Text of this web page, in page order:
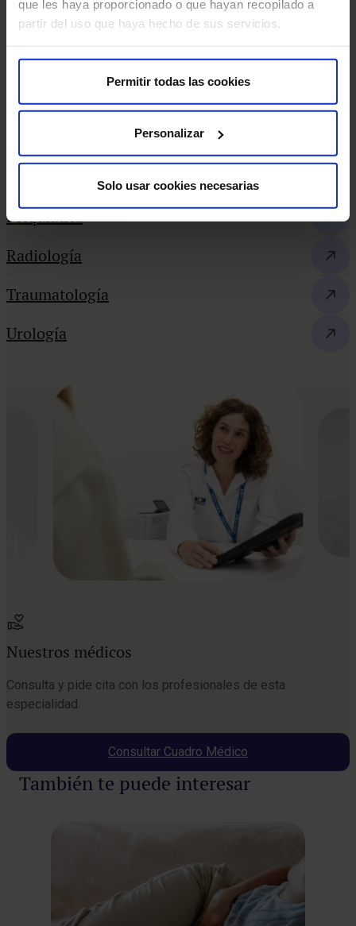
que les haya proporcionado o que hayan recopilado a
partir del uso que haya hecho de sus servicios.
Permitir todas las cookies
Personalizar
Solo usar cookies necesarias
Otorrinolaringología
Podología
Psicología
Psiquiatría
Radiología
Traumatología
Urología
Nuestros médicos
Consulta y pide cita con los profesionales de esta
especialidad.
Consultar Cuadro Médico
También te puede interesar